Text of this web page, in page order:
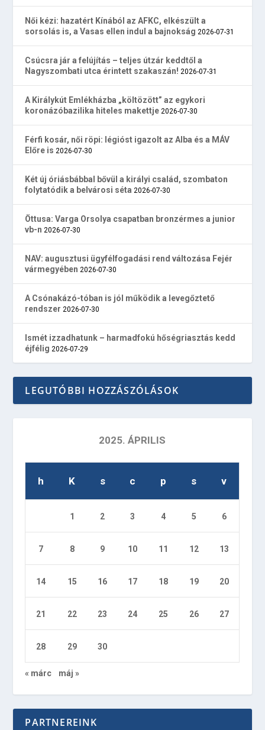
Női kézi: hazatért Kínából az AFKC, elkészült a
sorsolás is, a Vasas ellen indul a bajnokság 2026-07-31
Csúcsra jár a felújítás – teljes útzár keddtől a
Nagyszombati utca érintett szakaszán! 2026-07-31
A Királykút Emlékházba „költözött” az egykori
koronázóbazilika hiteles makettje 2026-07-30
Férfi kosár, női röpi: légióst igazolt az Alba és a MÁV
Előre is 2026-07-30
Két új óriásbábbal bővül a királyi család, szombaton
folytatódik a belvárosi séta 2026-07-30
Öttusa: Varga Orsolya csapatban bronzérmes a junior
vb-n 2026-07-30
NAV: augusztusi ügyfélfogadási rend változása Fejér
vármegyében 2026-07-30
A Csónakázó-tóban is jól működik a levegőztető
rendszer 2026-07-30
Ismét izzadhatunk – harmadfokú hőségriasztás kedd
éjfélig 2026-07-29
LEGUTÓBBI HOZZÁSZÓLÁSOK
2025. ÁPRILIS
h K s c p s v
1 2 3 4 5 6
7 8 9 10 11 12 13
14 15 16 17 18 19 20
21 22 23 24 25 26 27
28 29 30
« márc máj »
PARTNEREINK